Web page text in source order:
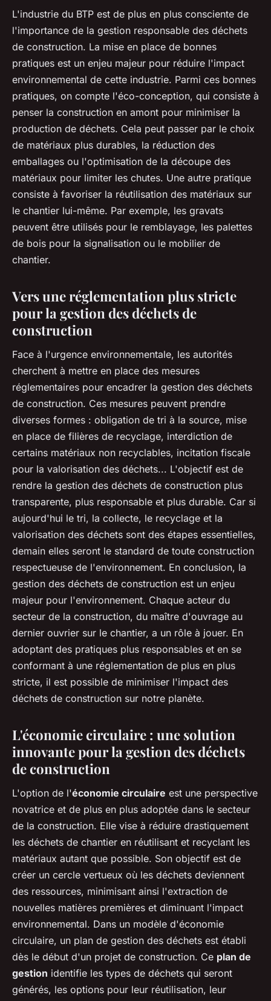
L'industrie du BTP est de plus en plus consciente de
l'importance de la gestion responsable des déchets
de construction. La mise en place de bonnes
pratiques est un enjeu majeur pour réduire l'impact
environnemental de cette industrie. Parmi ces bonnes
pratiques, on compte l'éco-conception, qui consiste à
penser la construction en amont pour minimiser la
production de déchets. Cela peut passer par le choix
de matériaux plus durables, la réduction des
emballages ou l'optimisation de la découpe des
matériaux pour limiter les chutes. Une autre pratique
consiste à favoriser la réutilisation des matériaux sur
le chantier lui-même. Par exemple, les gravats
peuvent être utilisés pour le remblayage, les palettes
de bois pour la signalisation ou le mobilier de
chantier.
Vers une réglementation plus stricte
pour la gestion des déchets de
construction
Face à l'urgence environnementale, les autorités
cherchent à mettre en place des mesures
réglementaires pour encadrer la gestion des déchets
de construction. Ces mesures peuvent prendre
diverses formes : obligation de tri à la source, mise
en place de filières de recyclage, interdiction de
certains matériaux non recyclables, incitation fiscale
pour la valorisation des déchets... L'objectif est de
rendre la gestion des déchets de construction plus
transparente, plus responsable et plus durable. Car si
aujourd'hui le tri, la collecte, le recyclage et la
valorisation des déchets sont des étapes essentielles,
demain elles seront le standard de toute construction
respectueuse de l'environnement. En conclusion, la
gestion des déchets de construction est un enjeu
majeur pour l'environnement. Chaque acteur du
secteur de la construction, du maître d'ouvrage au
dernier ouvrier sur le chantier, a un rôle à jouer. En
adoptant des pratiques plus responsables et en se
conformant à une réglementation de plus en plus
stricte, il est possible de minimiser l'impact des
déchets de construction sur notre planète.
L'économie circulaire : une solution
innovante pour la gestion des déchets
de construction
L'option de l'économie circulaire est une perspective
novatrice et de plus en plus adoptée dans le secteur
de la construction. Elle vise à réduire drastiquement
les déchets de chantier en réutilisant et recyclant les
matériaux autant que possible. Son objectif est de
créer un cercle vertueux où les déchets deviennent
des ressources, minimisant ainsi l'extraction de
nouvelles matières premières et diminuant l'impact
environnemental. Dans un modèle d'économie
circulaire, un plan de gestion des déchets est établi
dès le début d'un projet de construction. Ce plan de
gestion identifie les types de déchets qui seront
générés, les options pour leur réutilisation, leur